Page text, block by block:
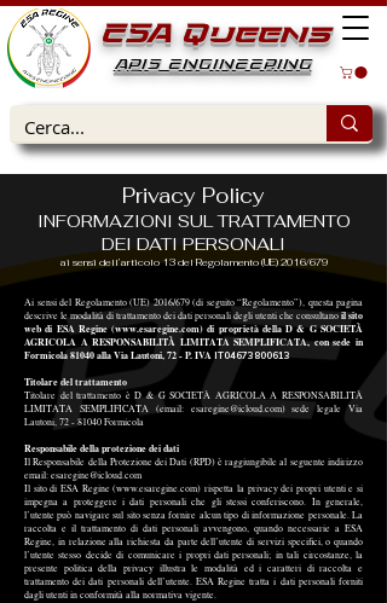
ESA Queens
APIS ENGINEERING
Privacy Policy
INFORMAZIONI SUL TRATTAMENTO
DEI DATI PERSONALI
ai sensi dell’articolo 13 del Regolamento (UE) 2016/679
Ai sensi del Regolamento (UE) 2016/679 (di seguito “Regolamento”), questa pagina
descrive le modalità di trattamento dei dati personali degli utenti che consultano il sito
web di ESA Regine (www.esaregine.com) di proprietà della D & G SOCIETÀ
AGRICOLA A RESPONSABILITÀ LIMITATA SEMPLIFICATA, con sede in
Formicola 81040 alla Via Lautoni, 72 - P. IVAIT04673800613
Titolare del trattamento
Titolare del trattamento è D & G SOCIETÀ AGRICOLA A RESPONSABILITÀ
LIMITATA SEMPLIFICATA (email: esaregine@icloud.com) sede legale Via
Lautoni, 72 - 81040 Formicola
Responsabile della protezione dei dati
Il Responsabile della Protezione dei Dati (RPD) è raggiungibile al seguente indirizzo
email: esaregine@icloud.com
Il sito di ESA Regine (www.esaregine.com) rispetta la privacy dei propri utenti e si
impegna a proteggere i dati personali che gli stessi conferiscono. In generale,
l’utente può navigare sul sito senza fornire alcun tipo di informazione personale. La
raccolta e il trattamento di dati personali avvengono, quando necessarie a ESA
Regine, in relazione alla richiesta da parte dell’utente di servizi specifici, o quando
l’utente stesso decide di comunicare i propri dati personali; in tali circostanze, la
presente politica della privacy illustra le modalità ed i caratteri di raccolta e
trattamento dei dati personali dell’utente. ESA Regine tratta i dati personali forniti
dagli utenti in conformità alla normativa vigente.